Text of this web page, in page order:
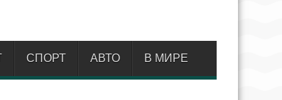
СПОРТ АВТО В МИРЕ